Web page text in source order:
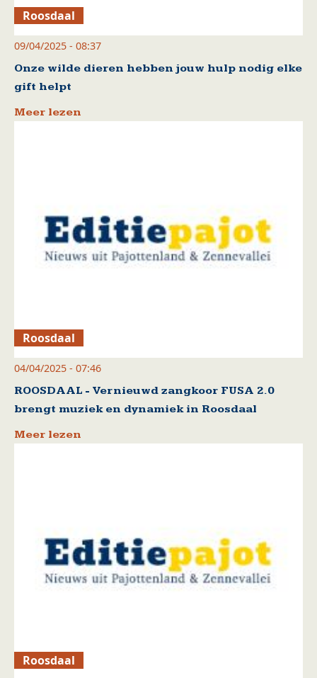
Roosdaal
09/04/2025 - 08:37
Onze wilde dieren hebben jouw hulp nodig elke
gift helpt
Meer lezen
Roosdaal
04/04/2025 - 07:46
ROOSDAAL - Vernieuwd zangkoor FUSA 2.0
brengt muziek en dynamiek in Roosdaal
Meer lezen
Roosdaal